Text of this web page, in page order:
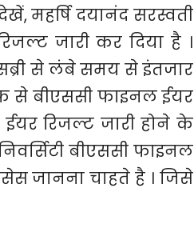
महर्षि दयानंद सरस्वती
जारी कर दिया है ।
से लंबे समय से इंतजार
से बीएससी फाइनल ईयर
रिजल्ट जारी होने के
बीएससी फाइनल
जानना चाहते है । जिसे